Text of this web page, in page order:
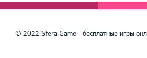
© 2022 Sfera Game - бесплатные игры